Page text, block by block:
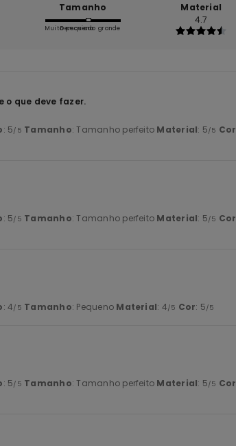
Tamanho
Muito pequeno
Demasiado grande
Material
4.7
o que deve fazer.
: 5/5 Tamanho: Tamanho perfeito Material: 5/5 Cor
: 5/5 Tamanho: Tamanho perfeito Material: 5/5 Cor
: 4/5 Tamanho: Pequeno Material: 4/5 Cor: 5/5
: 5/5 Tamanho: Tamanho perfeito Material: 5/5 Cor